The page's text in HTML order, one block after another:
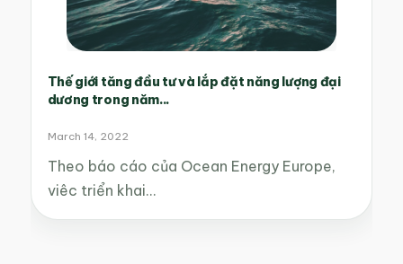
Thế giới tăng đầu tư và lắp đặt năng lượng đại
dương trong năm...
March 14, 2022
Theo báo cáo của Ocean Energy Europe,
viêc triển khai…